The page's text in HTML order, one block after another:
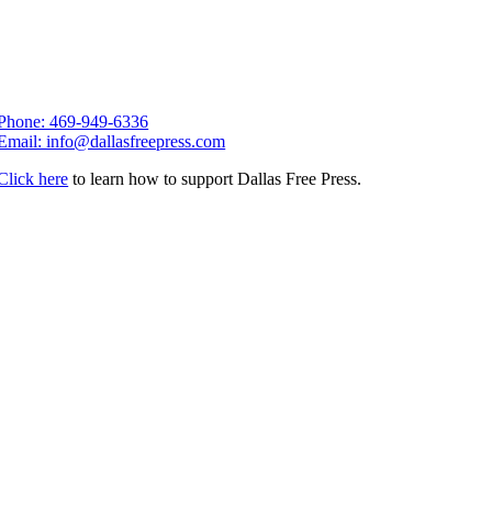
469-949-6336
info@dallasfreepress.com
here to learn how to support Dallas Free Press.